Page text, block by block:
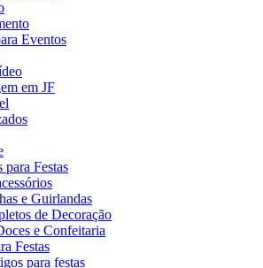
Eventos
em JF
Festas
e Guirlandas
de Decoração
e Confeitaria
Festas
para festas